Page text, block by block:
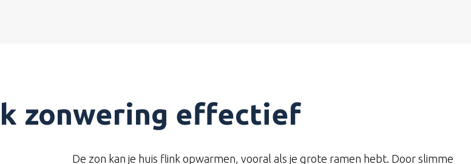
zonwering effectief
De zon kan je huis flink opwarmen, vooral als je grote ramen hebt. Door slimme